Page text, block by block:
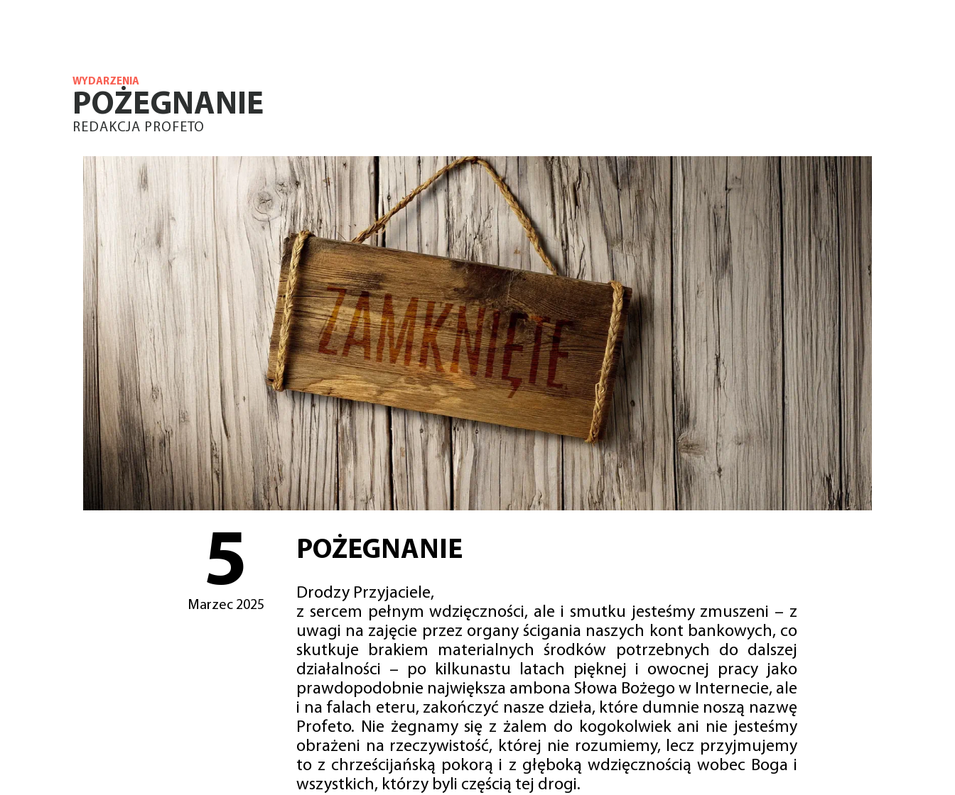
WYDARZENIA
POŻEGNANIE
REDAKCJA PROFETO
5
Marzec 2025
POŻEGNANIE
Drodzy Przyjaciele,
z sercem pełnym wdzięczności, ale i smutku jesteśmy zmuszeni – z
uwagi na zajęcie przez organy ścigania naszych kont bankowych, co
skutkuje brakiem materialnych środków potrzebnych do dalszej
działalności – po kilkunastu latach pięknej i owocnej pracy jako
prawdopodobnie największa ambona Słowa Bożego w Internecie, ale
i na falach eteru, zakończyć nasze dzieła, które dumnie noszą nazwę
Profeto. Nie żegnamy się z żalem do kogokolwiek ani nie jesteśmy
obrażeni na rzeczywistość, której nie rozumiemy, lecz przyjmujemy
to z chrześcijańską pokorą i z głęboką wdzięcznością wobec Boga i
wszystkich, którzy byli częścią tej drogi.